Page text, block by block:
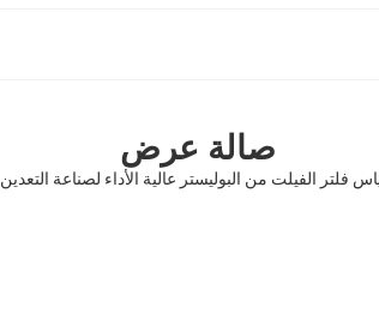
صالة عرض
فلتر الفيلت من البوليستر عالية الأداء لصناعة التعدين